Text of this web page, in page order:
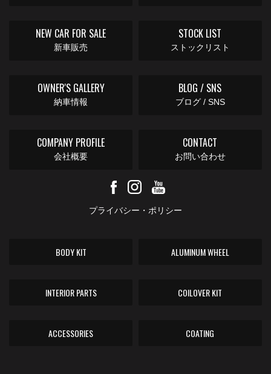
NEW CAR FOR SALE
新車販売
STOCK LIST
ストックリスト
OWNER'S GALLERY
納車情報
BLOG / SNS
ブログ / SNS
COMPANY PROFILE
会社概要
CONTACT
お問い合わせ
プライバシー・ポリシー
BODY KIT ALUMINUM WHEEL
INTERIOR PARTS COILOVER KIT
ACCESSORIES COATING